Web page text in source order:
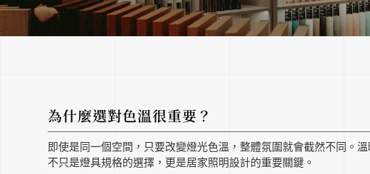
為什麼選對色溫很重要？
即使是同一個空間，只要改變燈光色溫，整體氛圍就會截然不同。
不只是燈具規格的選擇，更是居家照明設計的重要關鍵。